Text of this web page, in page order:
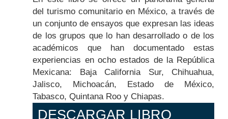
del turismo comunitario en México, a través de
un conjunto de ensayos que expresan las ideas
de los grupos que lo han desarrollado o de los
académicos que han documentado estas
experiencias en ocho estados de la República
Mexicana: Baja California Sur, Chihuahua,
Jalisco, Michoacán, Estado de México,
Tabasco, Quintana Roo y Chiapas.
DESCARGAR LIBRO